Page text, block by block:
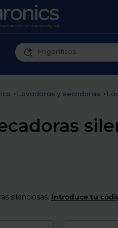
> Lavadoras y secadoras >
silenciosas. Introduce tu